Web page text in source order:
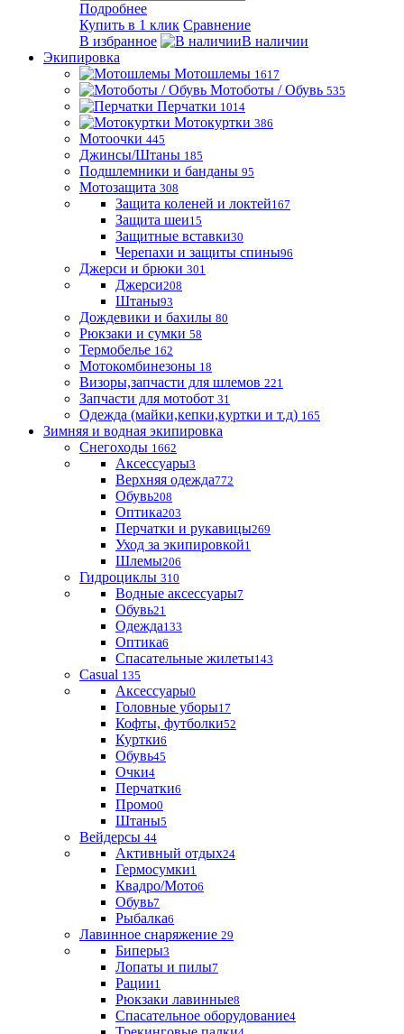
Подробнее
Купить в 1 клик Сравнение
В избранное
В наличии
Экипировка
Мотошлемы 1617
Мотоботы / Обувь 535
Перчатки 1014
Мотокуртки 386
Мотоочки 445
Джинсы/Штаны 185
Подшлемники и банданы 95
Мотозащита 308
Защита коленей и локтей167
Защита шеи15
Защитные вставки30
Черепахи и защиты спины96
Джерси и брюки 301
Джерси208
Штаны93
Дождевики и бахилы 80
Рюкзаки и сумки 58
Термобелье 162
Мотокомбинезоны 18
Визоры,запчасти для шлемов 221
Запчасти для мотобот 31
Одежда (майки,кепки,куртки и т.д) 165
Зимняя и водная экипировка
Снегоходы 1662
Аксессуары3
Верхняя одежда772
Обувь208
Оптика203
Перчатки и рукавицы269
Уход за экипировкой1
Шлемы206
Гидроциклы 310
Водные аксессуары7
Обувь21
Одежда133
Оптика6
Спасательные жилеты143
Casual 135
Аксессуары0
Головные уборы17
Кофты, футболки52
Куртки6
Обувь45
Очки4
Перчатки6
Промо0
Штаны5
Вейдерсы 44
Активный отдых24
Гермосумки1
Квадро/Мото6
Обувь7
Рыбалка6
Лавинное снаряжение 29
Биперы3
Лопаты и пилы7
Рации1
Рюкзаки лавинные8
Спасательное оборудование4